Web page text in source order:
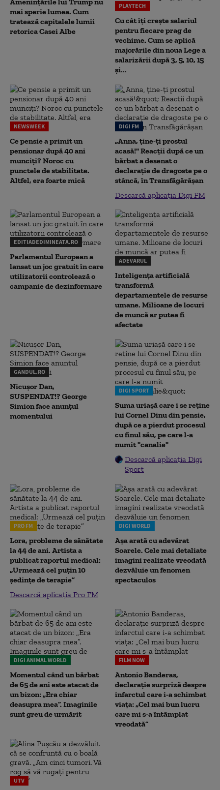
mai sperie lumea. Cum
tratează capitalele lumii
retorica Casei Albe
PLAYTECH
Cu cât îți crește salariul
pentru fiecare prag de
vechime. Cum se aplică
majorările din noua Lege a
salarizării după 3, 5, 10, 15
și...
NEWSWEEK
Ce pensie a primit un
pensionar după 40 ani
munciți? Noroc cu
punctele de stabilitate.
Altfel, era foarte mică
DIGI FM
„Anna, ţine-ţi prostul
acasă!" Reacţii după ce un
bărbat a desenat o
declaraţie de dragoste pe o
stâncă, în Transfăgărăşan
Descarcă aplicația Digi FM
EDITIADEDIMINEATA.RO
Parlamentul European a
lansat un joc gratuit în care
utilizatorii controlează o
campanie de dezinformare
ADEVARUL
Inteligența artificială
transformă
departamentele de resurse
umane. Milioane de locuri
de muncă ar putea fi
afectate
GANDUL.RO
Nicușor Dan,
SUSPENDAT!? George
Simion face anunțul
momentului
DIGI SPORT
Suma uriașă care i se reține
lui Cornel Dinu din pensie,
după ce a pierdut procesul
cu finul său, pe care l-a
numit "canalie"
Descarcă aplicația Digi
Sport
PRO FM
Lora, probleme de sănătate
la 44 de ani. Artista a
publicat raportul medical:
„Urmează cel puțin 10
ședințe de terapie”
Descarcă aplicația Pro FM
DIGI WORLD
Așa arată cu adevărat
Soarele. Cele mai detaliate
imagini realizate vreodată
dezvăluie un fenomen
spectaculos
DIGI ANIMAL WORLD
Momentul când un bărbat
de 65 de ani este atacat de
un bizon: „Era chiar
deasupra mea”. Imaginile
sunt greu de urmărit
FILM NOW
Antonio Banderas,
declarație surpriză despre
infarctul care i-a schimbat
viața: „Cel mai bun lucru
care mi s-a întâmplat
vreodată”
UTV